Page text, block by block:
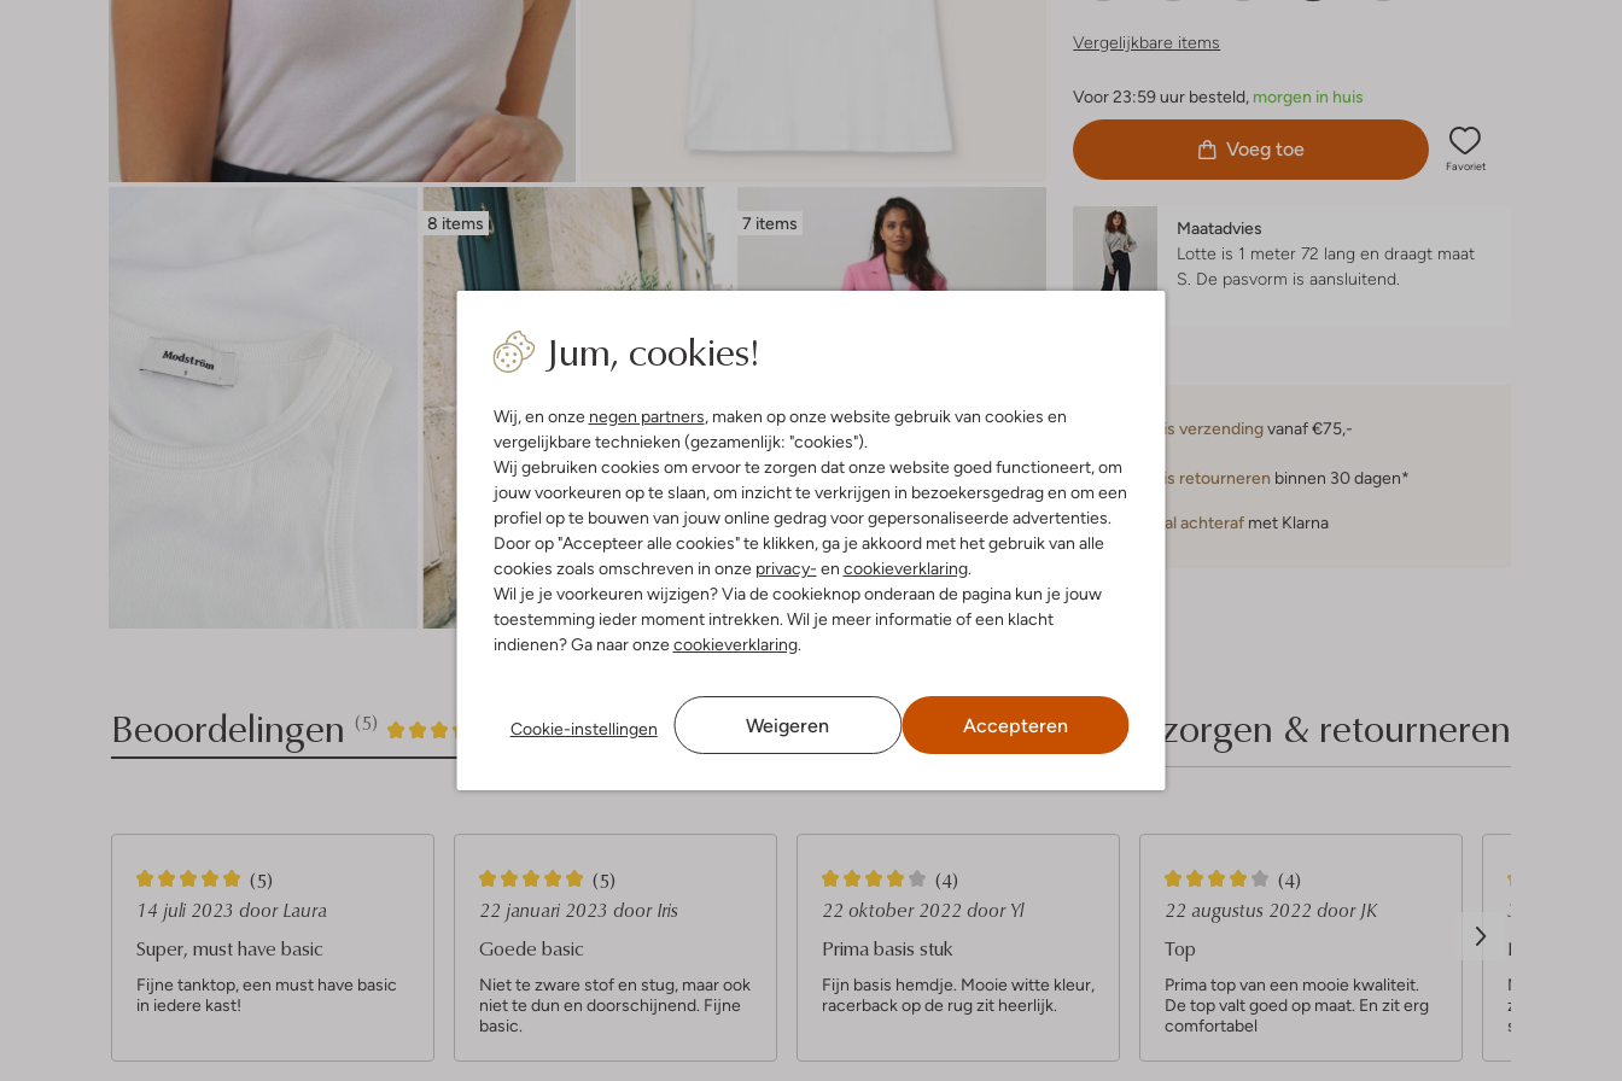
Jum, cookies!
Wij, en onze negen partners, maken op onze website gebruik van cookies en
vergelijkbare technieken (gezamenlijk: "cookies").
Wij gebruiken cookies om ervoor te zorgen dat onze website goed functioneert, om
jouw voorkeuren op te slaan, om inzicht te verkrijgen in bezoekersgedrag en om een
profiel op te bouwen van jouw online gedrag voor gepersonaliseerde advertenties.
Door op "Accepteer alle cookies" te klikken, ga je akkoord met het gebruik van alle
cookies zoals omschreven in onze privacy- en cookieverklaring.
Wil je je voorkeuren wijzigen? Via de cookieknop onderaan de pagina kun je jouw
toestemming ieder moment intrekken. Wil je meer informatie of een klacht
indienen? Ga naar onzecookieverklaring.
Cookie-instellingen Weigeren Accepteren
8 items
Ontdek de look
7 items
Ontdek de look
Vergelijkbare items
Voor 23:59 uur besteld, morgen in huis
Voeg toe
Favoriet
Maatadvies
Lotte is 1 meter 72 lang en draagt maat
S. De pasvorm isaansluitend.
Gratis verzendingvanaf €75,-
Gratis retourneren binnen 30 dagen*
Betaal achteraf met Klarna
Product informatie
Beoordelingen (5) 4/5
5
4
Bezorgen & retourneren
5
S
t
e
r
(5)
14 juli 2023 door Laura
Super, must have basic
Fijne tanktop, een must have basic
in iedere kast!
5
S
t
e
r
(5)
22 januari 2023 door Iris
Goede basic
Niet te zware stof en stug, maar ook
niet te dun en doorschijnend. Fijne
basic.
4
S
t
e
r
(4)
22 oktober 2022 door Yl
Prima basis stuk
Fijn basis hemdje. Mooie witte kleur,
racerback op de rug zit heerlijk.
4
S
t
e
r
(4)
22 augustus 2022 door JK
Top
Prima top van een mooie kwaliteit.
De top valt goed op maat. En zit erg
comfortabel
5
S
t
e
r
30 juni 2022
Nieuwe
Mijn nieuwe
zomer item.
staat echt met